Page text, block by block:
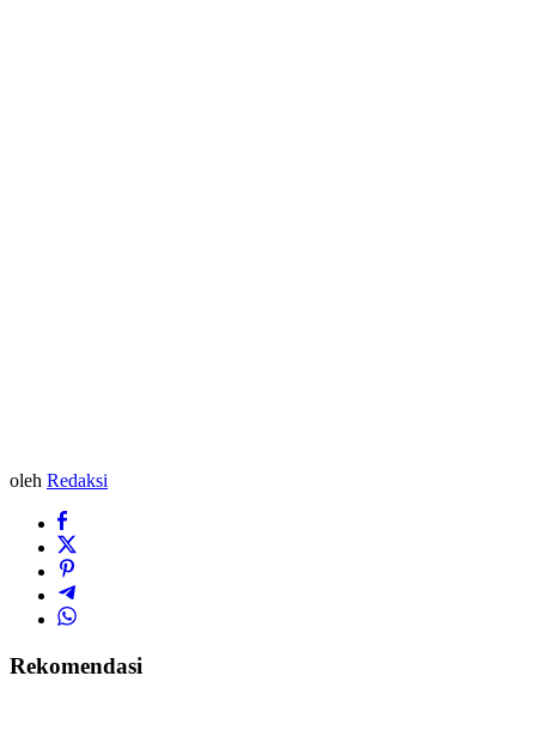
oleh Redaksi
Rekomendasi